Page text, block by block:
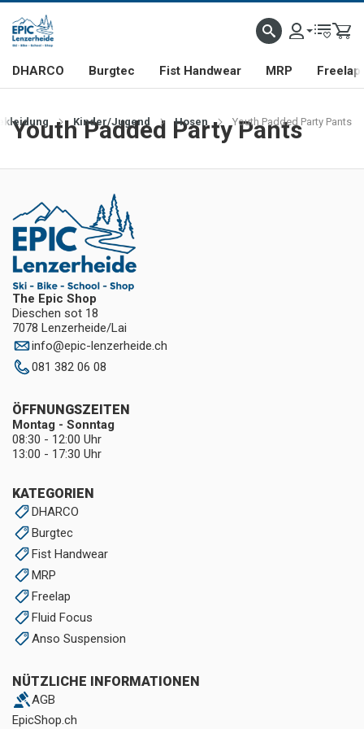
DHARCO Burgtec Fist Handwear MRP Freelap
Kinder/Jugend Hosen Youth Padded Party Pants
Youth Padded Party Pants
The Epic Shop
Dieschen sot 18
7078 Lenzerheide/Lai
info@epic-lenzerheide.ch
081 382 06 08
KATEGORIEN
DHARCO
Burgtec
Fist Handwear
MRP
Freelap
Fluid Focus
Anso Suspension
NÜTZLICHE INFORMATIONEN
AGB
EpicShop.ch
ÖFFNUNGSZEITEN
Montag - Sonntag
08:30 - 12:00 Uhr
13:00 - 17:30 Uhr